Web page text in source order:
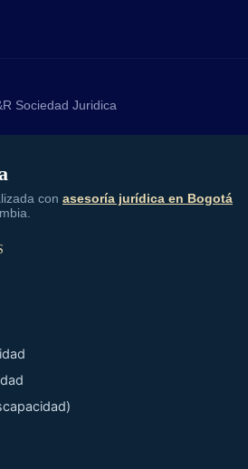
Sociedad Juridica
con asesoría jurídica en Bogotá